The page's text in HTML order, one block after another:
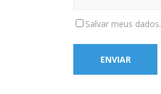
Salvar meus dados.